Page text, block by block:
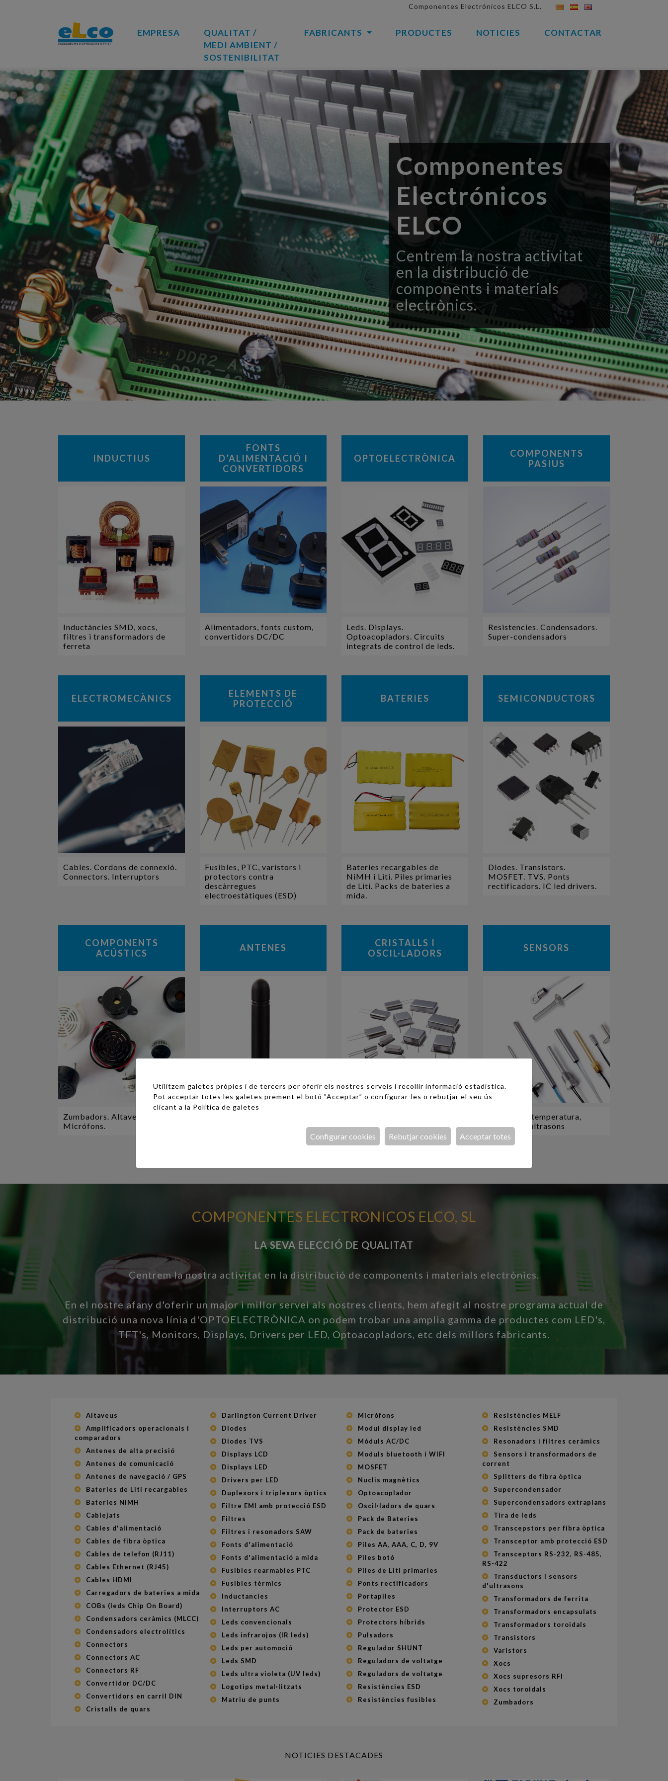
Componentes Electrónicos ELCO S.L.
EMPRESA
QUALITAT /
MEDI AMBIENT /
SOSTENIBILITAT
FABRICANTS PRODUCTES NOTICIES CONTACTAR
Componentes
Electrónicos
ELCO
Centrem la nostra activitat
en la distribució de
components i materials
electrònics.
INDUCTIUS
Inductàncies SMD, xocs,
filtres i transformadors de
ferreta
FONTS
D’ALIMENTACIÓ I
CONVERTIDORS
Alimentadors, fonts custom,
convertidors DC/DC
OPTOELECTRÒNICA
Leds. Displays.
Optoacopladors. Circuits
integrats de control de leds.
COMPONENTS
PASIUS
Resistencies. Condensadors.
Super-condensadors
ELECTROMECÀNICS
Cables. Cordons de connexió.
Connectors. Interruptors
ELEMENTS DE
PROTECCIÓ
Fusibles, PTC, varistors i
protectors contra
descàrregues
electroestàtiques (ESD)
BATERIES
Bateries recargables de
NiMH i Liti. Piles primaries
de Liti. Packs de bateries a
mida.
SEMICONDUCTORS
Diodes. Transistors.
MOSFET. TVS. Ponts
rectificadors. IC led drivers.
COMPONENTS
ACÚSTICS
Zumbadors. Altaveus.
Micrófons.
ANTENES
CRISTALLS I
OSCIL·LADORS
49. Oscil·ladors. Resonadors
ceràmics.
SENSORS
Sensors de temperatura,
humitat, d'ultrasons
COMPONENTES ELECTRONICOS ELCO, SL
LA SEVA ELECCIÓ DE QUALITAT
Centrem la nostra activitat en la distribució de components i materials electrònics.
En el nostre afany d'oferir un major i millor servei als nostres clients, hem afegit al nostre programa actual de
distribució una nova línia d'OPTOELECTRÒNICA on podem trobar una amplia gamma de productes com LED's,
TFT's, Monitors, Displays, Drivers per LED, Optoacopladors, etc dels millors fabricants.
Altaveus
Amplificadors operacionals i
comparadors
Antenes de alta precisió
Antenes de comunicació
Antenes de navegació / GPS
Bateries de Liti recargables
Bateries NiMH
Cablejats
Cables d'alimentació
Cables de fibra òptica
Cables de telefon (RJ11)
Cables Ethernet (RJ45)
Cables HDMI
Carregadors de bateries a mida
COBs (leds Chip On Board)
Condensadors ceràmics (MLCC)
Condensadors electrolítics
Connectors
Connectors AC
Connectors RF
Convertidor DC/DC
Convertidors en carril DIN
Cristalls de quars
Darlington Current Driver
Diodes
Diodes TVS
Displays LCD
Displays LED
Drivers per LED
Duplexors i triplexors òptics
Filtre EMI amb protecció ESD
Filtres
Filtres i resonadors SAW
Fonts d'alimentació
Fonts d'alimentació a mida
Fusibles rearmables PTC
Fusibles tèrmics
Inductancies
Interruptors AC
Leds convencionals
Leds infrarojos (IR leds)
Leds per automoció
Leds SMD
Leds ultra violeta (UV leds)
Logotips metal·litzats
Matriu de punts
Micrófons
Modul display led
Móduls AC/DC
Moduls bluetooth i WIFI
MOSFET
Nuclis magnètics
Optoacoplador
Oscil·ladors de quars
Pack de Bateries
Pack de bateries
Piles AA, AAA, C, D, 9V
Piles botó
Piles de Liti primaries
Ponts rectificadors
Portapiles
Protector ESD
Protectors híbrids
Pulsadors
Regulador SHUNT
Reguladors de voltatge
Reguladors de voltatge
Resistències ESD
Resistències fusibles
Resistències MELF
Resistències SMD
Resonadors i filtres ceràmics
corrent
Splitters de fibra òptica
Supercondensador
Supercondensadors extraplans
Tira de leds
Transcepstors per fibra òptica
Transceptor amb protecció ESD
RS-422
d'ultrasons
Transformadors de ferrita
Transformadors encapsulats
Transformadors toroidals
Transistors
Varistors
Xocs
Xocs supresors RFI
Xocs toroidals
Zumbadors
NOTICIES DESTACADES
Utilitzem galetes pròpies i de tercers per oferir els nostres serveis i recollir informació estadística.
Pot acceptar totes les galetes prement el botó ”Acceptar” o configurar-les o rebutjar el seu ús
clicant a la Política de galetes
Acceptar totes
Rebutjar cookies
Configurar cookies